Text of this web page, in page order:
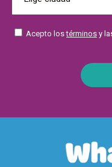
Acepto lostérminos y